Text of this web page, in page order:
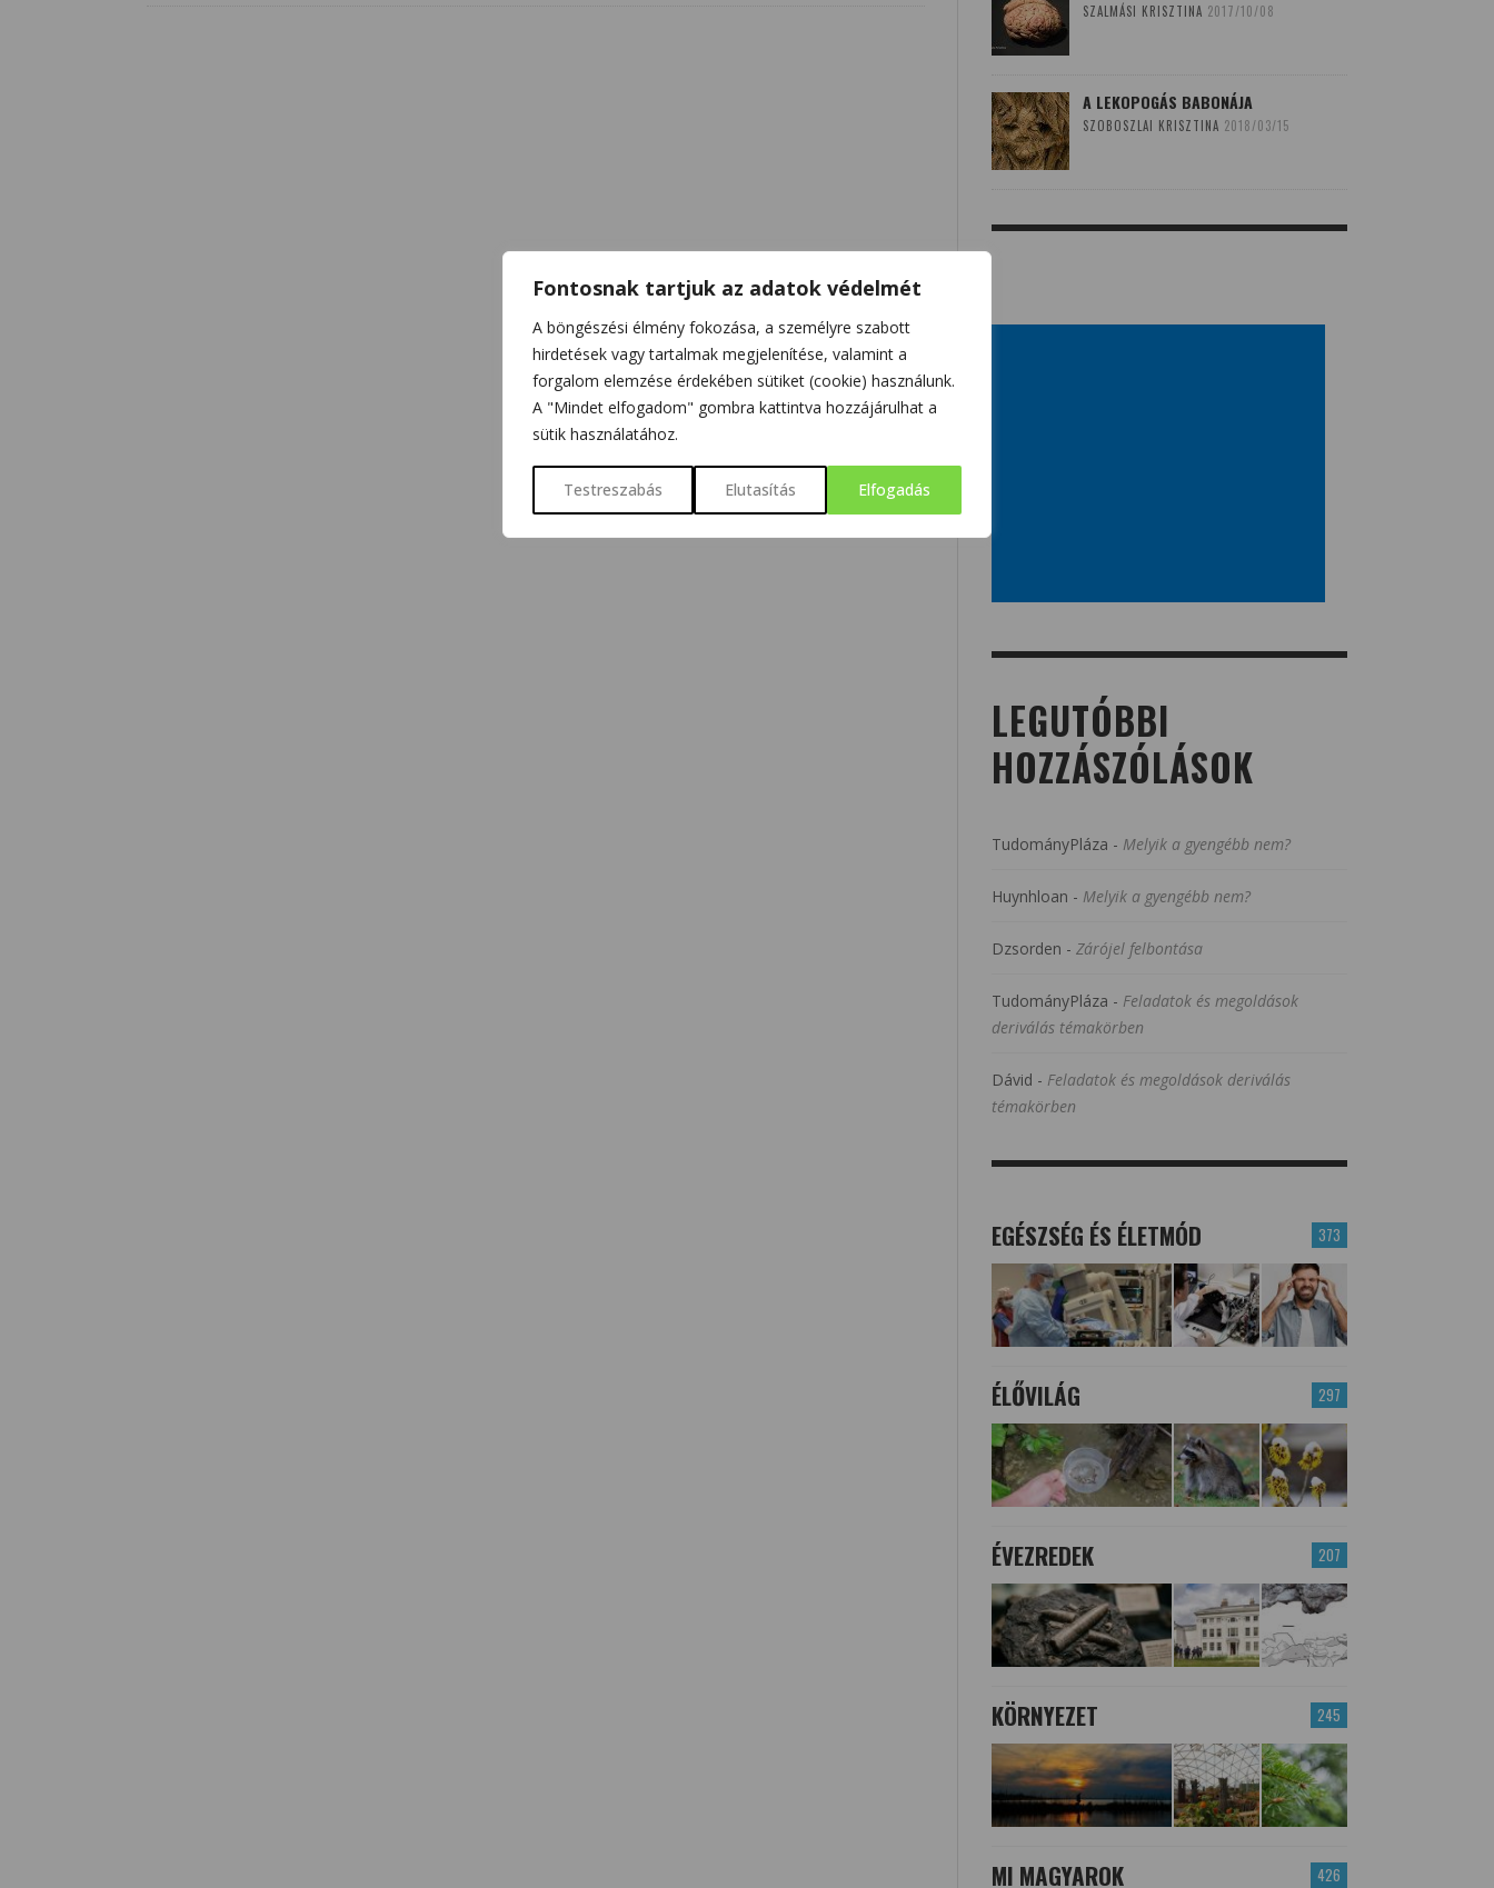
Fontosnak tartjuk az adatok védelmét
A böngészési élmény fokozása, a személyre szabott
hirdetések vagy tartalmak megjelenítése, valamint a
forgalom elemzése érdekében sütiket (cookie) használunk.
A "Mindet elfogadom" gombra kattintva hozzájárulhat a
sütik használatához.
Testreszabás Elutasítás Elfogadás
SZALMÁSI KRISZTINA 2017/10/08
A LEKOPOGÁS BABONÁJA
SZOBOSZLAI KRISZTINA 2018/03/15
LEGUTÓBBI
HOZZÁSZÓLÁSOK
TudományPláza - Melyik a gyengébb nem?
Huynhloan - Melyik a gyengébb nem?
Dzsorden - Zárójel felbontása
TudományPláza - Feladatok és megoldások
deriválás témakörben
Dávid - Feladatok és megoldások deriválás
témakörben
373
EGÉSZSÉG ÉS ÉLETMÓD
297
ÉLŐVILÁG
207
ÉVEZREDEK
245
KÖRNYEZET
426
MI MAGYAROK